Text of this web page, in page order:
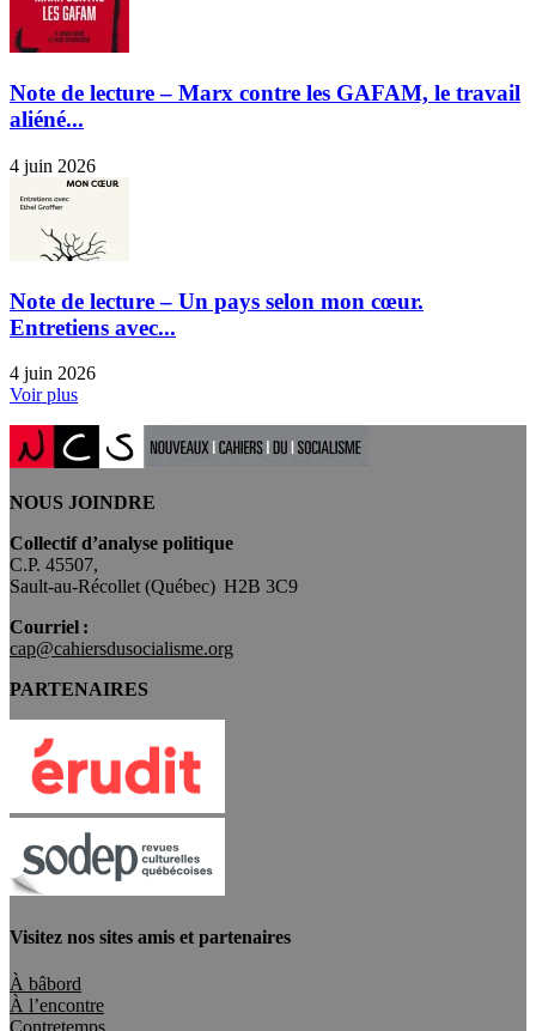
Note de lecture – Marx contre les GAFAM, le travail
aliéné...
4 juin 2026
Note de lecture – Un pays selon mon cœur.
Entretiens avec...
4 juin 2026
Voir plus
NOUS JOINDRE
Collectif d’analyse politique
C.P. 45507,
Sault-au-Récollet (Québec) H2B 3C9
Courriel :
cap@cahiersdusocialisme.org
PARTENAIRES
Visitez nos sites amis et partenaires
À bâbord
À l’encontre
Contretemps